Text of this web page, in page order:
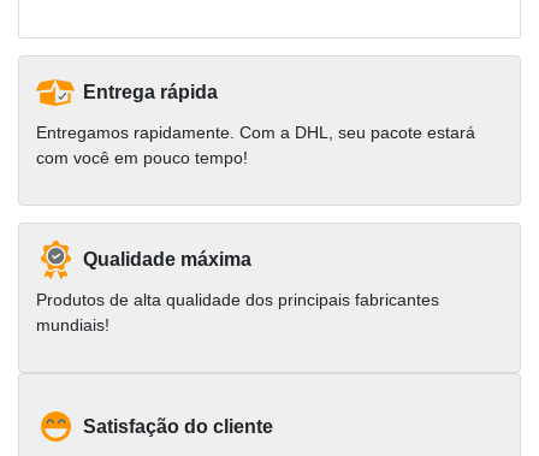
Entrega rápida
Entregamos rapidamente. Com a DHL, seu pacote estará
com você em pouco tempo!
Qualidade máxima
Produtos de alta qualidade dos principais fabricantes
mundiais!
Satisfação do cliente